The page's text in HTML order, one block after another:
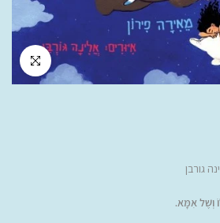
לחץ להגדלה
גורבן
וְשֶׁל אִמָּא.